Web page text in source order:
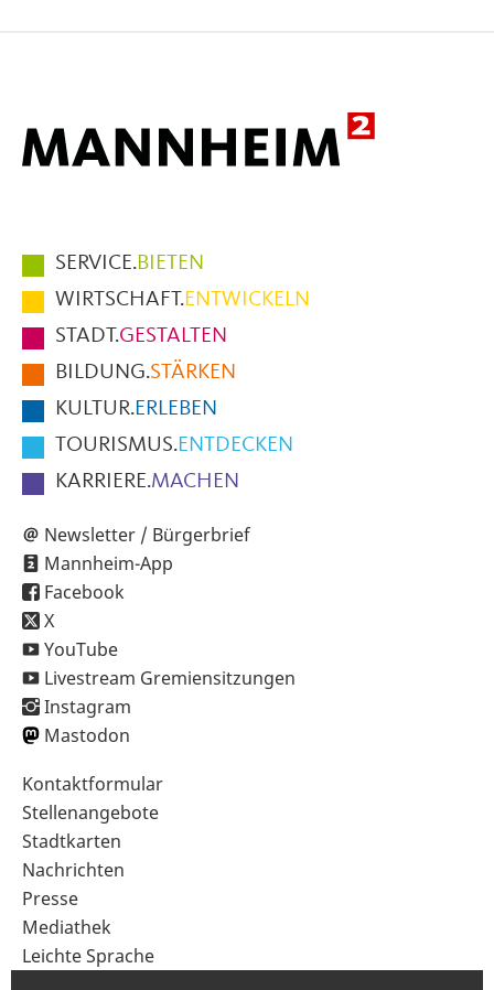
Hauptmenüpunkte
im
Fußbereich
der
Seite
SERVICE.BIETEN
WIRTSCHAFT.ENTWICKELN
STADT.GESTALTEN
BILDUNG.STÄRKEN
KULTUR.ERLEBEN
TOURISMUS.ENTDECKEN
KARRIERE.MACHEN
Newsletter / Bürgerbrief
Mannheim-App
Facebook
X
YouTube
Livestream Gremiensitzungen
Instagram
Mastodon
Sekundärnavigation
im
Fußbereich
Kontaktformular
Stellenangebote
Stadtkarten
Nachrichten
Presse
Mediathek
Leichte Sprache